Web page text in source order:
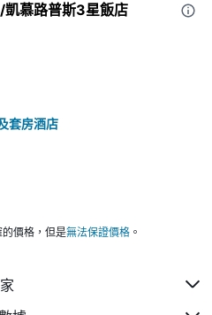
慕路普斯3星​飯店
套房酒店
的價格，但是無法保證價格 。